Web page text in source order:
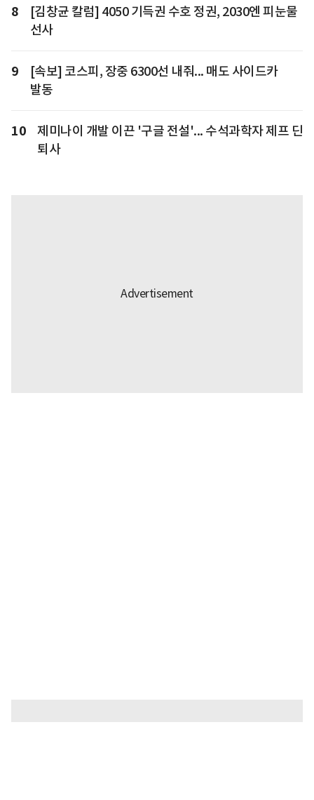
8
[김창균 칼럼] 4050 기득권 수호 정권, 2030엔 피눈물
선사
9
[속보] 코스피, 장중 6300선 내줘... 매도 사이드카
발동
10
제미나이 개발 이끈 '구글 전설'... 수석과학자 제프 딘
퇴사